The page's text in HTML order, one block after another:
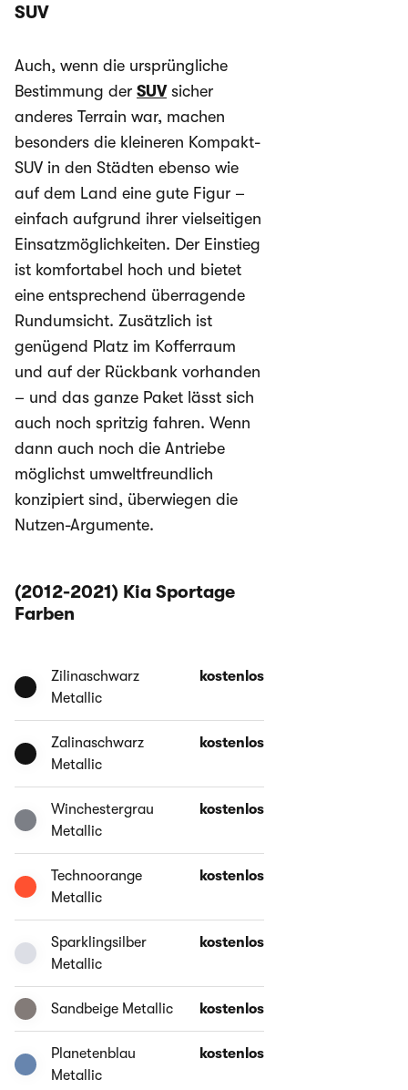
SUV
Auch, wenn die ursprüngliche
Bestimmung der SUVsicher
anderes Terrain war, machen
besonders die kleineren Kompakt-
SUV in den Städten ebenso wie
auf dem Land eine gute Figur –
einfach aufgrund ihrer vielseitigen
Einsatzmöglichkeiten. Der Einstieg
ist komfortabel hoch und bietet
eine entsprechend überragende
Rundumsicht. Zusätzlich ist
genügend Platz im Kofferraum
und auf der Rückbank vorhanden
– und das ganze Paket lässt sich
auch noch spritzig fahren. Wenn
dann auch noch die Antriebe
möglichst umweltfreundlich
konzipiert sind, überwiegen die
Nutzen-Argumente.
(2012-2021) Kia Sportage
Farben
Zilinaschwarz
Metallic
kostenlos
Zalinaschwarz
Metallic
kostenlos
Winchestergrau
Metallic
kostenlos
Technoorange
Metallic
kostenlos
Sparklingsilber
Metallic
kostenlos
Sandbeige Metallic kostenlos
Planetenblau
Metallic
kostenlos